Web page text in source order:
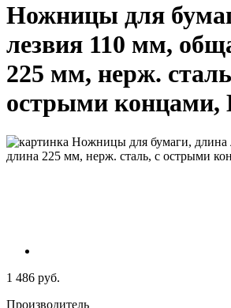
Ножницы для
лезвия 110 мм,
225 мм, нерж.
острыми концами,
1 486 руб.
Производитель